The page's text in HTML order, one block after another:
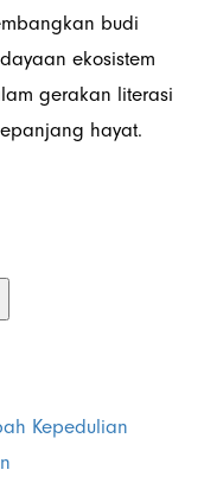
budi
ekosistem
gerakan literasi
hayat.
Kepedulian